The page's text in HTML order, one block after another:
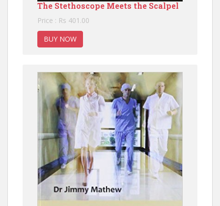
The Stethoscope Meets the Scalpel
Price : Rs 401.00
BUY NOW